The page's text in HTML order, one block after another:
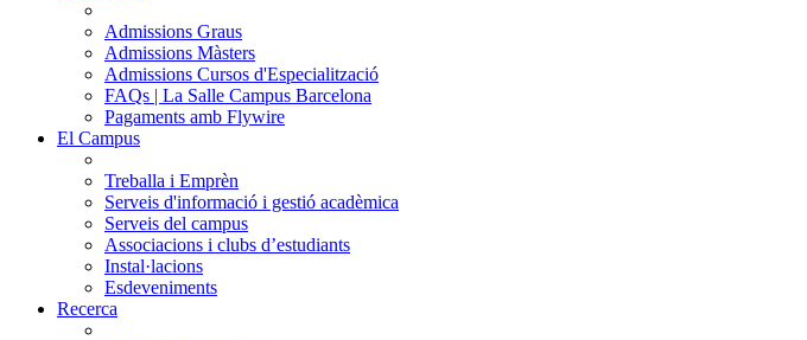
Admissions Graus
Admissions Màsters
Admissions Cursos d'Especialització
FAQs | La Salle Campus Barcelona
Pagaments amb Flywire
El Campus
Treballa i Emprèn
Serveis d'informació i gestió acadèmica
Serveis del campus
Associacions i clubs d’estudiants
Instal·lacions
Esdeveniments
Recerca